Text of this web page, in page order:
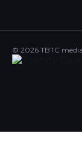
© 2026 TBTC